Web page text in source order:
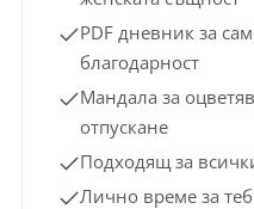
PDF дневник за
благодарност
Мандала за
отпускане
Подходящ за
Лично време за